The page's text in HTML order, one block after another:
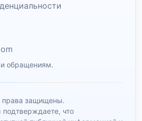
обращениям.
права защищены.
подтверждаете, что